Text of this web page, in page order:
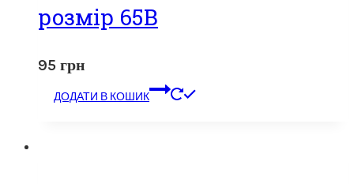
розмір 65B
95 грн
ДОДАТИ В КОШИК